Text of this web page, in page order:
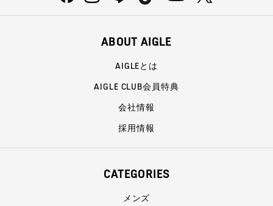
ABOUT AIGLE
AIGLEとは
AIGLE CLUB会員特典
会社情報
採用情報
CATEGORIES
メンズ